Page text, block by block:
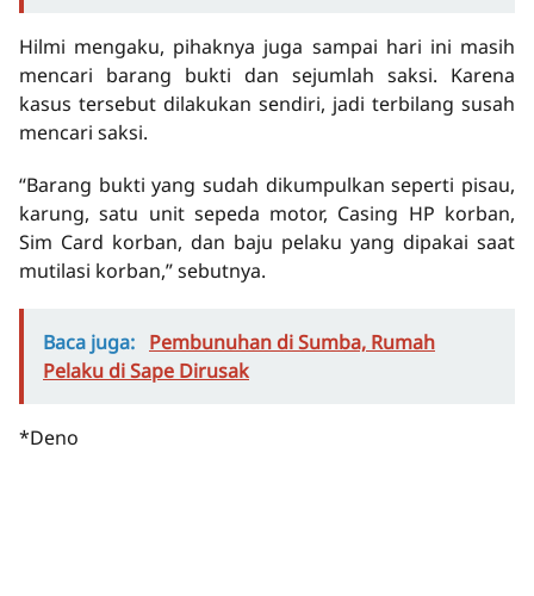
Hilmi mengaku, pihaknya juga sampai hari ini masih
mencari barang bukti dan sejumlah saksi. Karena
kasus tersebut dilakukan sendiri, jadi terbilang susah
mencari saksi.
“Barang bukti yang sudah dikumpulkan seperti pisau,
karung, satu unit sepeda motor, Casing HP korban,
Sim Card korban, dan baju pelaku yang dipakai saat
mutilasi korban,” sebutnya.
Baca juga: Pembunuhan di Sumba, Rumah
Pelaku di Sape Dirusak
*Deno